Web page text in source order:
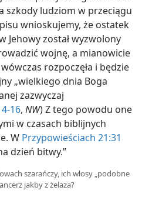
szkody ludziom w przeciągu
wnioskujemy, że ostatek
Jehowy został wyzwolony
wojnę, a mianowicie
rozpoczęła i będzie
„wielkiego dnia Boga
zazwyczaj
16, NW) Z tego powodu one
w czasach biblijnych
W Przypowieściach 21:31
dzień bitwy.”
szarańczy, ich włosy „podobne
jakby z żelaza?